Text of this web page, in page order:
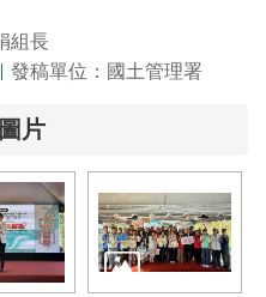
組長
發稿單位：國土管理署
片